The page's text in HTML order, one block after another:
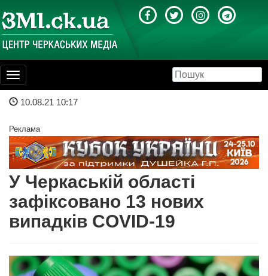
Toggle
navigation
10.08.21 10:17
Реклама
У Черкаській області
зафіксовано 13 нових
випадків COVID-19